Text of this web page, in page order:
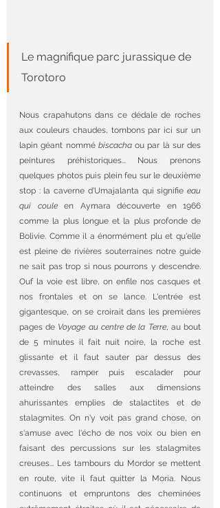
Le magnifique parc jurassique de
Torotoro
Nous crapahutons dans ce dédale de roches
aux couleurs chaudes, tombons par ici sur un
lapin géant nommé biscacha ou par là sur des
peintures préhistoriques... Nous prenons
quelques photos puis plein feu sur le deuxième
stop : la caverne d'Umajalanta qui signifie eau
qui coule en Aymara découverte en 1966
comme la plus longue et la plus profonde de
Bolivie. Comme il a énormément plu et qu'elle
est pleine de rivières souterraines notre guide
ne sait pas trop si nous pourrons y descendre.
Ouf la voie est libre, on enfile nos casques et
nos frontales et on se lance. L'entrée est
gigantesque, on se croirait dans les premières
pages de Voyage au centre de la Terre, au bout
de 5 minutes il fait nuit noire, la roche est
glissante et il faut sauter par dessus des
crevasses, ramper puis escalader pour
atteindre des salles aux dimensions
ahurissantes emplies de stalactites et de
stalagmites. On n'y voit pas grand chose, on
s'amuse avec l'écho de nos voix ou bien en
faisant des percussions sur les stalagmites
creuses... Les tambours du Mordor se mettent
en route, vite il faut quitter la Moria. Nous
continuons et empruntons des cheminées